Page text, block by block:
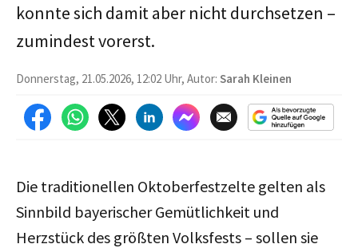
konnte sich damit aber nicht durchsetzen –
zumindest vorerst.
Donnerstag, 21.05.2026, 12:02 Uhr, Autor: Sarah Kleinen
Die traditionellen Oktoberfestzelte gelten als
Sinnbild bayerischer Gemütlichkeit und
Herzstück des größten Volksfests – sollen sie